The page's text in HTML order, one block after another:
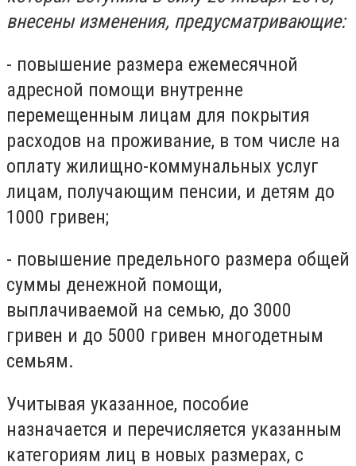
внесены изменения, предусматривающие:
- повышение размера ежемесячной
адресной помощи внутренне
перемещенным лицам для покрытия
расходов на проживание, в том числе на
оплату жилищно-коммунальных услуг
лицам, получающим пенсии, и детям до
1000 гривен;
- повышение предельного размера общей
суммы денежной помощи,
выплачиваемой на семью, до 3000
гривен и до 5000 гривен многодетным
семьям.
Учитывая указанное, пособие
назначается и перечисляется указанным
категориям лиц в новых размерах, с